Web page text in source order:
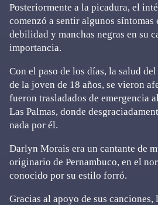
Posteriormente a la picadura, el
comenzó a sentir algunos síntomas
debilidad y manchas negras en su
importancia.
Con el paso de los días, la salud
de la joven de 18 años, se vieron
fueron trasladados de emergencia
Las Palmas, donde
nada por él.
Darlyn Morais era un cantante de
originario de Pernambuco, en el
conocido por su estilo forró.
Gracias al apoyo de sus canciones,